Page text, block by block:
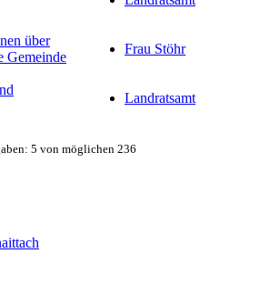
über
Gemeinde
Frau Stöhr
Landratsamt
5 von möglichen 236